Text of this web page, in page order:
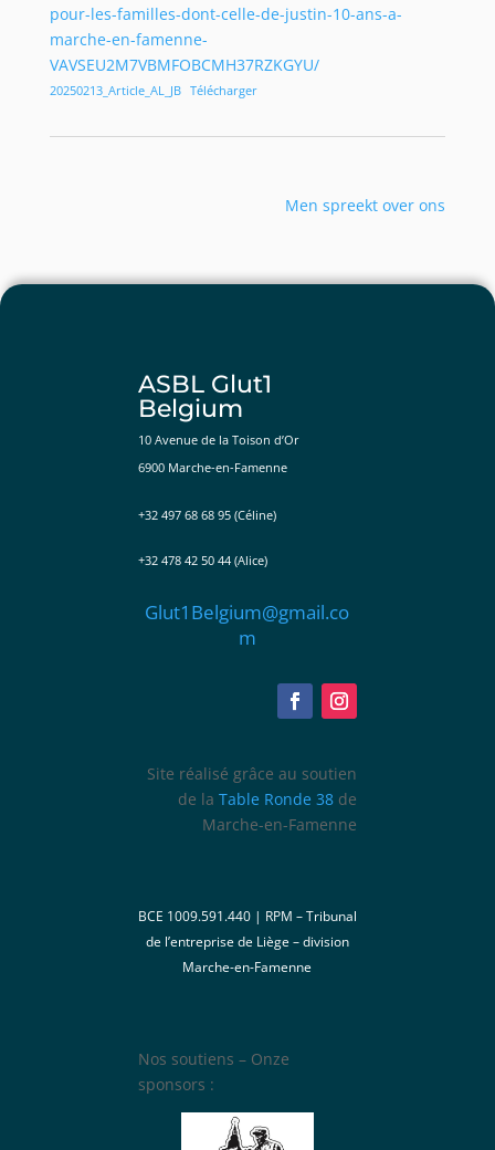
pour-les-familles-dont-celle-de-justin-10-ans-a-
marche-en-famenne-
VAVSEU2M7VBMFOBCMH37RZKGYU/
20250213_Article_AL_JB Télécharger
Men spreekt over ons
ASBL Glut1
Belgium
10 Avenue de la Toison d’Or
6900 Marche-en-Famenne
+32 497 68 68 95 (Céline)
+32 478 42 50 44 (Alice)
Glut1Belgium@gmail.co
m
Site réalisé grâce au soutien
de laTable Ronde 38 de
Marche-en-Famenne
BCE 1009.591.440 | RPM – Tribunal
de l’entreprise de Liège – division
Marche-en-Famenne
Nos soutiens – Onze
sponsors :